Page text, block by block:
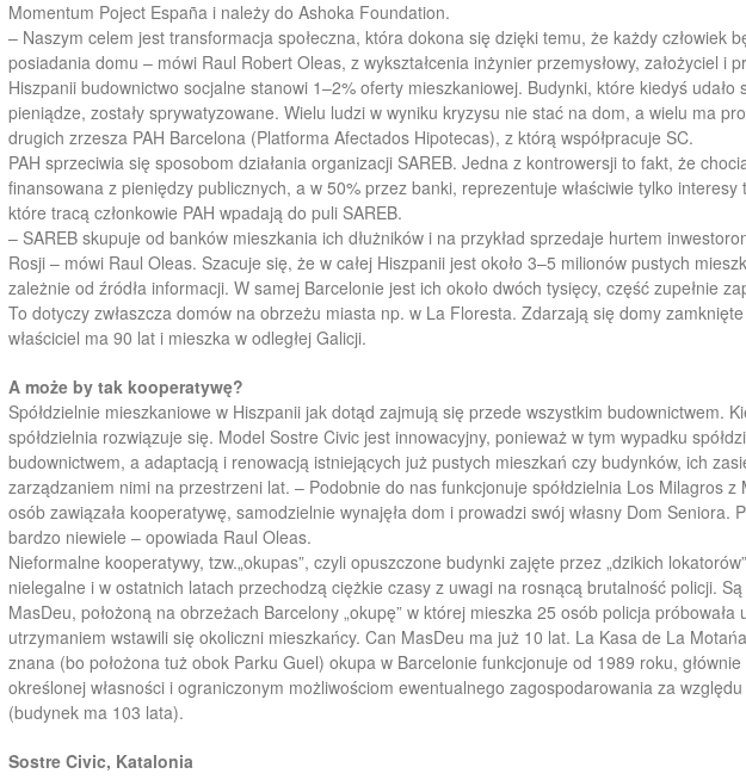
Momentum Poject España i należy do Ashoka Foundation.
– Naszym celem jest transformacja społeczna, która dokona się dzięki temu, że każdy człowiek
posiadania domu – mówi Raul Robert Oleas, z wykształcenia inżynier przemysłowy, założyciel i
Hiszpanii budownictwo socjalne stanowi 1–2% oferty mieszkaniowej. Budynki, które kiedyś udało
pieniądze, zostały sprywatyzowane. Wielu ludzi w wyniku kryzysu nie stać na dom, a wielu ma
drugich zrzesza PAH Barcelona (Platforma Afectados Hipotecas), z którą współpracuje SC.
PAH sprzeciwia się sposobom działania organizacji SAREB. Jedna z kontrowersji to fakt, że
finansowana z pieniędzy publicznych, a w 50% przez banki, reprezentuje właściwie tylko
które tracą członkowie PAH wpadają do puli SAREB.
– SAREB skupuje od banków mieszkania ich dłużników i na przykład sprzedaje hurtem
Rosji – mówi Raul Oleas. Szacuje się, że w całej Hiszpanii jest około 3–5 milionów pustych
zależnie od źródła informacji. W samej Barcelonie jest ich około dwóch tysięcy, część zupełnie
To dotyczy zwłaszcza domów na obrzeżu miasta np. w La Floresta. Zdarzają się domy
właściciel ma 90 lat i mieszka w odległej Galicji.
A może by tak kooperatywę?
Spółdzielnie mieszkaniowe w Hiszpanii jak dotąd zajmują się przede wszystkim budownictwem.
spółdzielnia rozwiązuje się. Model Sostre Civic jest innowacyjny, ponieważ w tym wypadku
budownictwem, a adaptacją i renowacją istniejących już pustych mieszkań czy budynków, ich
zarządzaniem nimi na przestrzeni lat. – Podobnie do nas funkcjonuje spółdzielnia Los Milagros z
osób zawiązała kooperatywę, samodzielnie wynajęła dom i prowadzi swój własny Dom Seniora.
bardzo niewiele – opowiada Raul Oleas.
Nieformalne kooperatywy, tzw.„okupas”, czyli opuszczone budynki zajęte przez „dzikich
nielegalne i w ostatnich latach przechodzą ciężkie czasy z uwagi na rosnącą brutalność policji.
MasDeu, położoną na obrzeżach Barcelony „okupę” w której mieszka 25 osób policja
utrzymaniem wstawili się okoliczni mieszkańcy. Can MasDeu ma już 10 lat. La Kasa de La
znana (bo położona tuż obok Parku Guel) okupa w Barcelonie funkcjonuje od 1989 roku,
określonej własności i ograniczonym możliwościom ewentualnego zagospodarowania za
(budynek ma 103 lata).
Sostre Civic, Katalonia